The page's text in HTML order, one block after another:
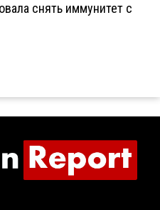
снять иммунитет с